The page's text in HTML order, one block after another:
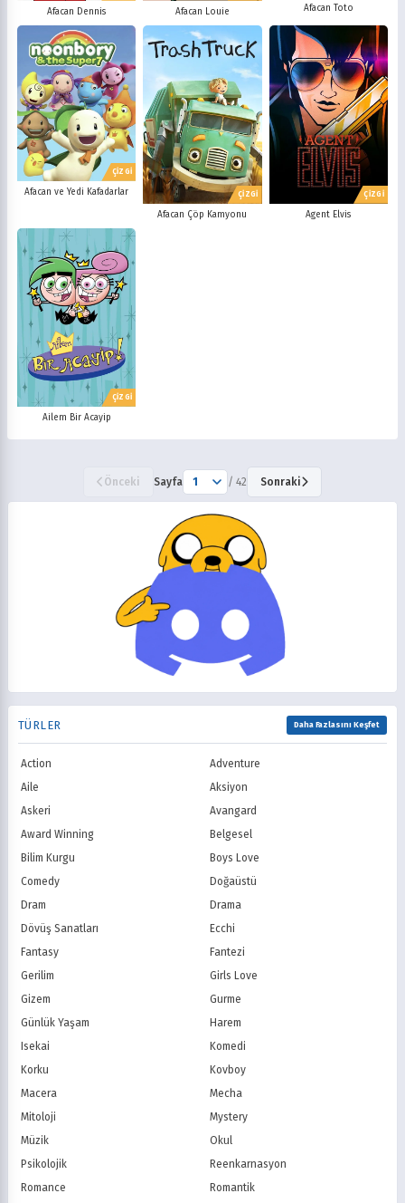
Afacan Dennis Afacan Louie Afacan Toto
ÇİZGİ
Afacan ve Yedi Kafadarlar ÇİZGİ
Afacan Çöp Kamyonu
ÇİZGİ
Agent Elvis
ÇİZGİ
Ailem Bir Acayip
Önceki Sayfa / 42 Sonraki
TÜRLER Daha Fazlasını Keşfet
Action
Adventure
Aile
Aksiyon
Askeri
Avangard
Award Winning
Belgesel
Bilim Kurgu
Boys Love
Comedy
Doğaüstü
Dram
Drama
Dövüş Sanatları
Ecchi
Fantasy
Fantezi
Gerilim
Girls Love
Gizem
Gurme
Günlük Yaşam
Harem
Isekai
Komedi
Korku
Kovboy
Macera
Mecha
Mitoloji
Mystery
Müzik
Okul
Psikolojik
Reenkarnasyon
Romance
Romantik